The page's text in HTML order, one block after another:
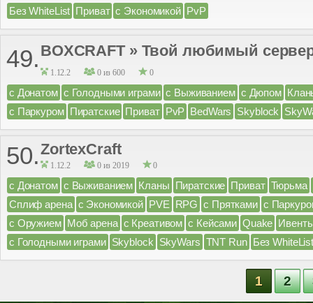
Без WhiteList Приват с Экономикой PvP
49. BOXCRAFT » Твой любимый сервер
1.12.2 0 из 600 0
с Донатом с Голодными играми с Выживанием с Дюпом
с Паркуром Пиратские Приват PvP BedWars Skyblock
50.ZortexCraft
1.12.2 0 из 2019 0
с Донатом с Выживанием Кланы Пиратские Приват Тюрьма
Сплиф арена с Экономикой PVE RPG с Прятками с
с Оружием Моб арена с Креативом с Кейсами Quake
с Голодными играми Skyblock SkyWars TNT Run Без WhiteList
1 2